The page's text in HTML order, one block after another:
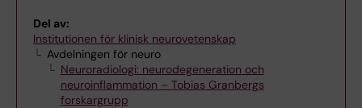
Del av:
Institutionen för klinisk neurovetenskap
Avdelningen för neuro
Neuroradiologi: neurodegeneration och
neuroinflammation – Tobias Granbergs
forskargrupp